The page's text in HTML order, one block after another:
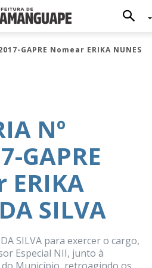
GAPRE Nomear ERIKA NUNES
Nº
GAPRE
ERIKA
SILVA
SILVA para exercer o cargo,
Especial NII, junto à